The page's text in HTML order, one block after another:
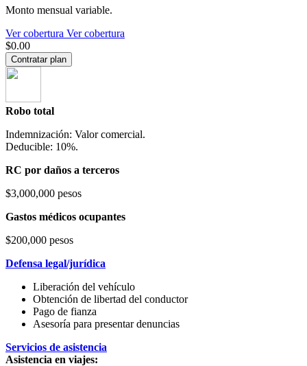
Monto mensual variable.
Ver cobertura Ver cobertura
$0.00
Contratar plan
Robo total
Indemnización: Valor comercial.
Deducible: 10%.
RC por daños a terceros
$3,000,000 pesos
Gastos médicos ocupantes
$200,000 pesos
Defensa legal/jurídica
Liberación del vehículo
Obtención de libertad del conductor
Pago de fianza
Asesoría para presentar denuncias
Servicios de asistencia
Asistencia en viajes: